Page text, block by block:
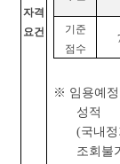
자격
요건
기준
점수
※ 임용예
성적
(국내
조회불